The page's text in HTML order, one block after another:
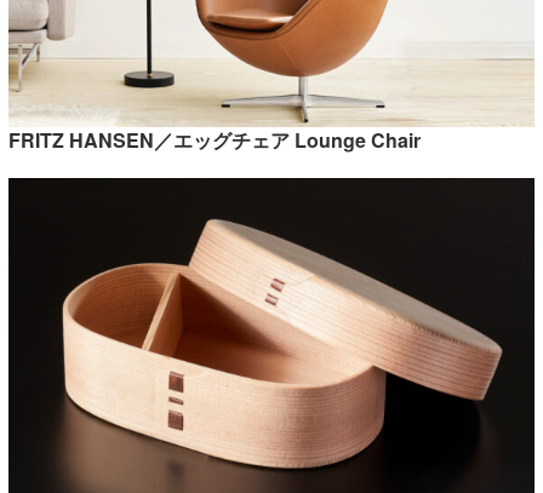
FRITZ HANSEN／エッグチェア Lounge Chair